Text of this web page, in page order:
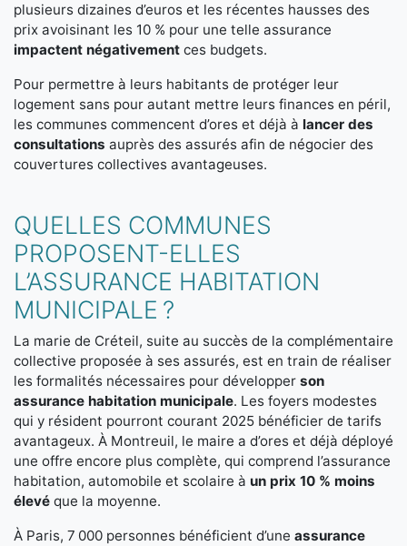
plusieurs dizaines d’euros et les récentes hausses des
prix avoisinant les 10 % pour une telle assurance
impactent négativement ces budgets.
Pour permettre à leurs habitants de protéger leur
logement sans pour autant mettre leurs finances en péril,
les communes commencent d’ores et déjà à lancer des
consultations auprès des assurés afin de négocier des
couvertures collectives avantageuses.
QUELLES COMMUNES
PROPOSENT-ELLES
L’ASSURANCE HABITATION
MUNICIPALE ?
La marie de Créteil, suite au succès de la complémentaire
collective proposée à ses assurés, est en train de réaliser
les formalités nécessaires pour développer son
assurance habitation municipale. Les foyers modestes
qui y résident pourront courant 2025 bénéficier de tarifs
avantageux. À Montreuil, le maire a d’ores et déjà déployé
une offre encore plus complète, qui comprend l’assurance
habitation, automobile et scolaire à un prix 10 % moins
élevé que la moyenne.
À Paris, 7 000 personnes bénéficient d’une assurance